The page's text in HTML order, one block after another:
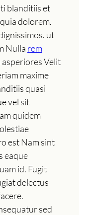
blanditiis et
dolorem.
ut
Nulla rem
Velit
maxime
quasi
vel sit
quidem
est Nam sint
eaque
id. Fugit
delectus
sed